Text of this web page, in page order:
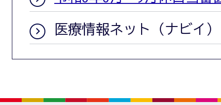
医療情報ネット（ナビイ）